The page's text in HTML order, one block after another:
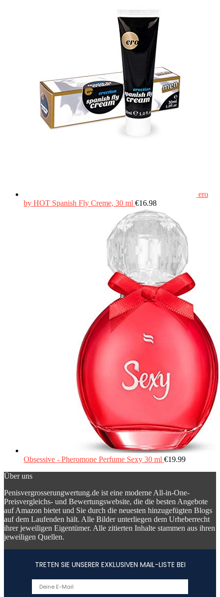
ero
by HOT Spanish Fly Creme, 30 ml €16.98
Obsessive - Pheromone Perfume Sexy 30 ml €19.99
Über uns
Penisvergrosserungwertung.de ist eine moderne All-in-One-
Preisvergleichs- und Bewertungswebsite, die die besten Angebote
auf Amazon bietet und Sie durch die neuesten hinzugefügten Blogs
auf dem Laufenden hält. Alle Bilder unterliegen dem Urheberrecht
ihrer jeweiligen Eigentümer. Alle zitierten Inhalte stammen aus ihren
jeweiligen Quellen.
TRETEN SIE UNSERER EXKLUSIVEN MAIL-LISTE BEI